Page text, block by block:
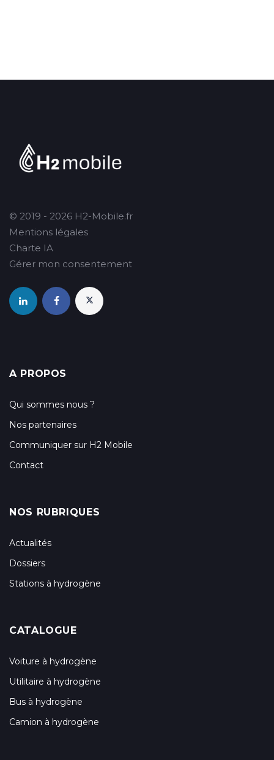
© 2019 - 2026 H2-Mobile.fr
Mentions légales
Charte IA
Gérer mon consentement
A PROPOS
Qui sommes nous ?
Nos partenaires
Communiquer sur H2 Mobile
Contact
NOS RUBRIQUES
Actualités
Dossiers
Stations à hydrogène
CATALOGUE
Voiture à hydrogène
Utilitaire à hydrogène
Bus à hydrogène
Camion à hydrogène